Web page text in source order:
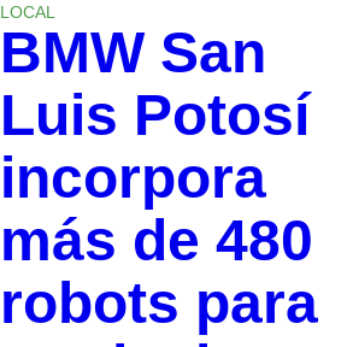
LOCAL
BMW San
Luis Potosí
incorpora
más de 480
robots para